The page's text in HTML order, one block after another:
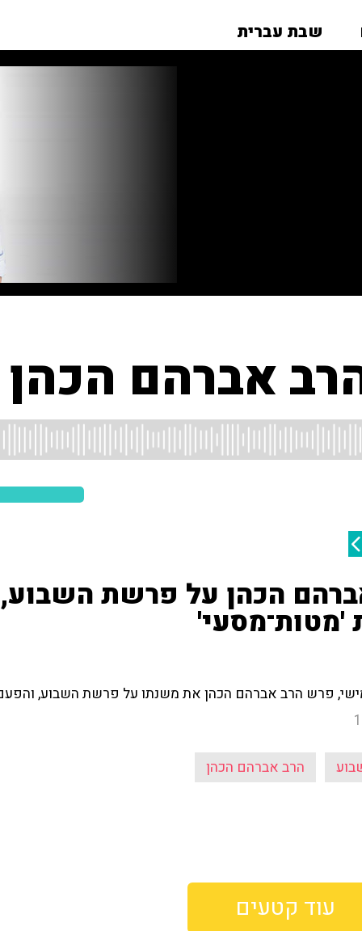
שבת עברית
אברהם הכהן
הכהן על פרשת
פרש הרב אברהם הכהן את משנתו על פרשת השבוע,
הרב אברהם הכהן
עוד קטעים